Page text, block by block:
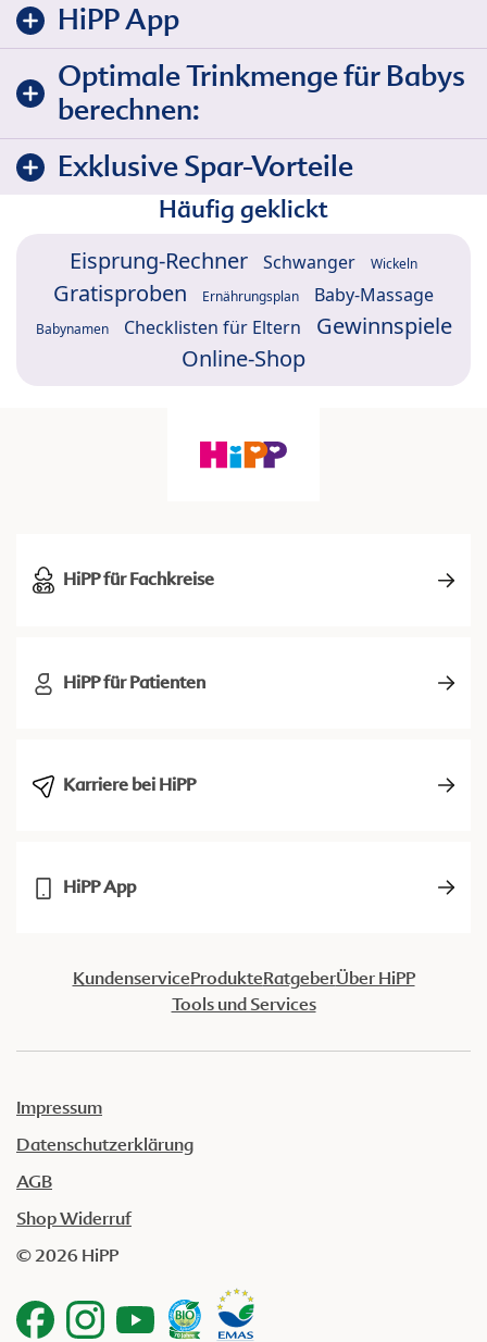
HiPP App
Optimale Trinkmenge für Babys
berechnen:
Exklusive Spar-Vorteile
Häufig geklickt
Eisprung-Rechner Schwanger Wickeln
Gratisproben Ernährungsplan Baby-Massage
Babynamen Checklisten für Eltern
Gewinnspiele
Online-Shop
HiPP für Fachkreise
HiPP für Patienten
Karriere bei HiPP
HiPP App
KundenserviceProdukteRatgeberÜber HiPP
Tools und Services
Impressum
Datenschutzerklärung
AGB
Shop Widerruf
© 2026 HiPP